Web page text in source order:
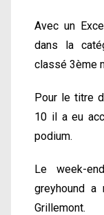
Avec un
dans la
classé 3ème
Pour le titre
10 il a eu
podium.
Le week-
greyhound
Grillemont.